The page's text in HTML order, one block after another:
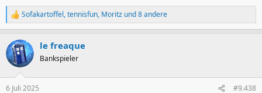
R
e
k
t
i
Sofakartoffel,tennisfun, Moritz und 8 andere
le freaque
Bankspieler
6 Juli 2025 #9.438